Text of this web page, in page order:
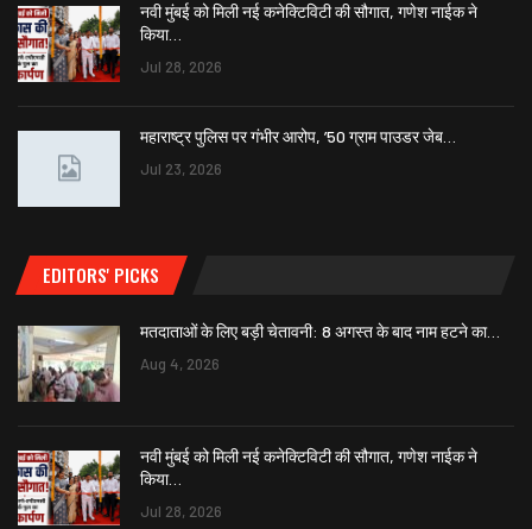
नवी मुंबई को मिली नई कनेक्टिविटी की सौगात, गणेश नाईक ने
किया…
Jul 28, 2026
महाराष्ट्र पुलिस पर गंभीर आरोप, ’50 ग्राम पाउडर जेब…
Jul 23, 2026
EDITORS' PICKS
मतदाताओं के लिए बड़ी चेतावनी: 8 अगस्त के बाद नाम हटने का…
Aug 4, 2026
नवी मुंबई को मिली नई कनेक्टिविटी की सौगात, गणेश नाईक ने
किया…
Jul 28, 2026